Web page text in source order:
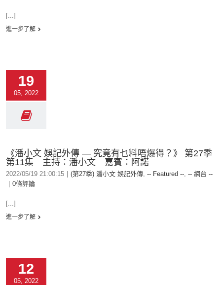
[...]
進一步了解
19
05, 2022
《潘小文 娛記外傳 — 究竟有乜料唔爆得？》 第27季
第11集 主持：潘小文 嘉賓：阿諾
2022/05/19 21:00:15 (第27季) 潘小文 娛記外傳, -- Featured --, -- 網台 --
0條評論
[...]
進一步了解
12
05, 2022